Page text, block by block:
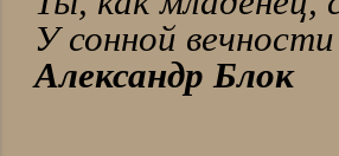
У сонной
Александр Блок